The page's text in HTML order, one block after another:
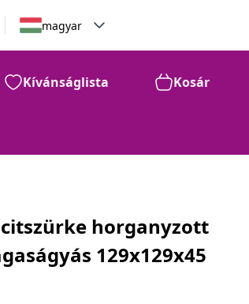
magyar
Kívánságlista Kosár
horganyzott
129x129x45